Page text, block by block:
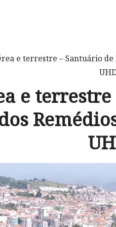
e terrestre – Santuário de
e